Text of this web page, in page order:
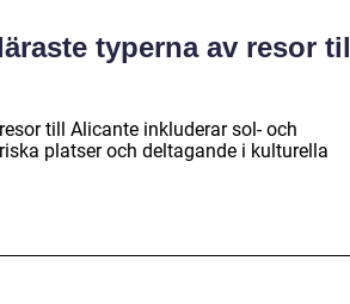
typerna av resor
till Alicante inkluderar sol- och
platser och deltagande i kulturella